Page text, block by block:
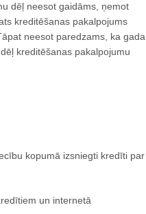
dēļ neesot gaidāms, ņemot
kreditēšanas pakalpojums
neesot paredzams, ka gada
kreditēšanas pakalpojumu
kopumā izsniegti kredīti par
un internetā